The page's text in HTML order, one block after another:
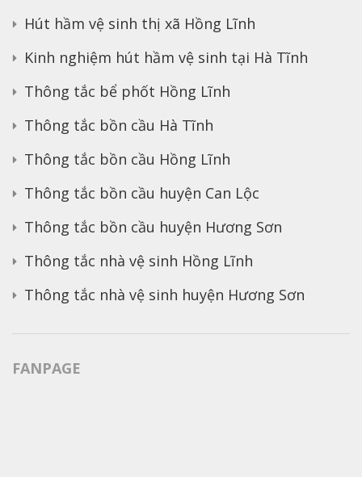
Hút hầm vệ sinh thị xã Hồng Lĩnh
Kinh nghiệm hút hầm vệ sinh tại Hà Tĩnh
Thông tắc bể phốt Hồng Lĩnh
Thông tắc bồn cầu Hà Tĩnh
Thông tắc bồn cầu Hồng Lĩnh
Thông tắc bồn cầu huyện Can Lộc
Thông tắc bồn cầu huyện Hương Sơn
Thông tắc nhà vệ sinh Hồng Lĩnh
Thông tắc nhà vệ sinh huyện Hương Sơn
FANPAGE